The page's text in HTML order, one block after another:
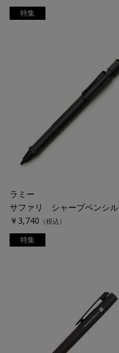
特集
ラミー
サファリ シャープペンシル
￥3,740 （税込）
特集